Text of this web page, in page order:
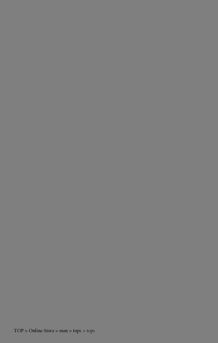
TOP Online Store men tops tops